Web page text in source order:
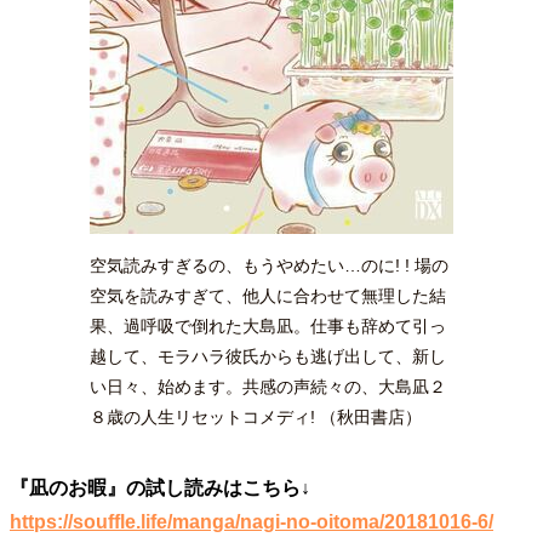
空気読みすぎるの、もうやめたい…のに! ! 場の
空気を読みすぎて、他人に合わせて無理した結
果、過呼吸で倒れた大島凪。仕事も辞めて引っ
越して、モラハラ彼氏からも逃げ出して、新し
い日々、始めます。共感の声続々の、大島凪２
８歳の人生リセットコメディ! （秋田書店）
『凪のお暇』の試し読みはこちら↓
https://souffle.life/manga/nagi-no-oitoma/20181016-6/